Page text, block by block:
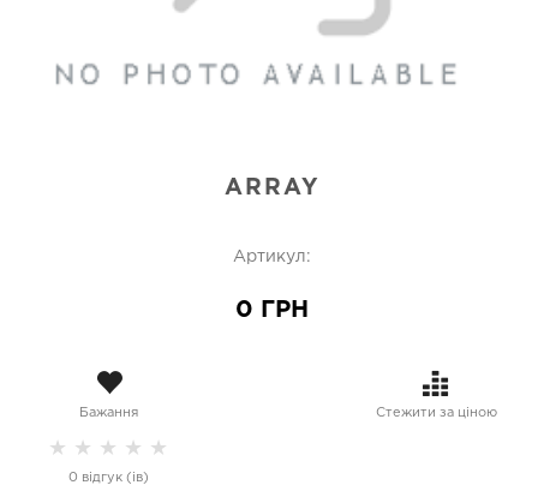
ARRAY
Артикул:
0 ГРН
Бажання Стежити за ціною
★ ★ ★ ★ ★
0 відгук (ів)